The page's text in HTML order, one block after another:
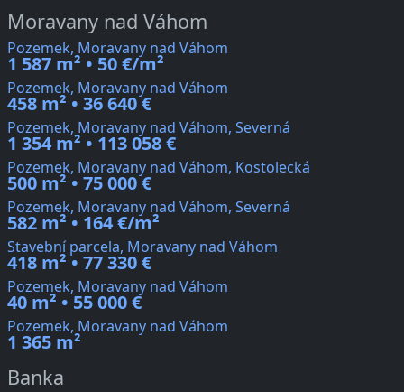
Moravany nad Váhom
Pozemek, Moravany nad Váhom
1 587 m² • 50 €/m²
Pozemek, Moravany nad Váhom
458 m² • 36 640 €
Pozemek, Moravany nad Váhom, Severná
1 354 m² • 113 058 €
Pozemek, Moravany nad Váhom, Kostolecká
500 m² • 75 000 €
Pozemek, Moravany nad Váhom, Severná
582 m² • 164 €/m²
Stavební parcela, Moravany nad Váhom
418 m² • 77 330 €
Pozemek, Moravany nad Váhom
40 m² • 55 000 €
Pozemek, Moravany nad Váhom
1 365 m²
Banka